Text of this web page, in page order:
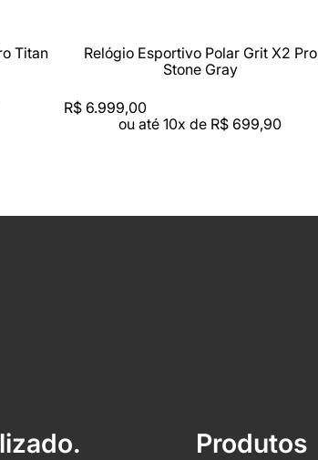
Titan
Relógio Esportivo Polar Grit X2 Pro
Stone Gray
R$ 6.999,00
ou até 10x de R$ 699,90
Produtos